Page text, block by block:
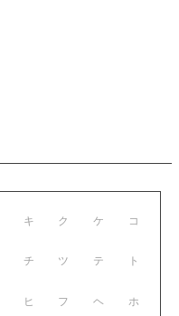
キ ク ケ コ
チ ツ テ ト
ヒ フ ヘ ホ